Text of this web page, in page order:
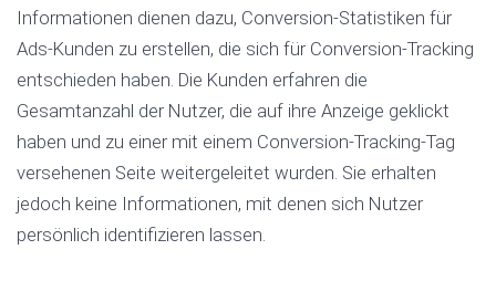
Informationen dienen dazu, Conversion-Statistiken für
Ads-Kunden zu erstellen, die sich für Conversion-Tracking
entschieden haben. Die Kunden erfahren die
Gesamtanzahl der Nutzer, die auf ihre Anzeige geklickt
haben und zu einer mit einem Conversion-Tracking-Tag
versehenen Seite weitergeleitet wurden. Sie erhalten
jedoch keine Informationen, mit denen sich Nutzer
persönlich identifizieren lassen.